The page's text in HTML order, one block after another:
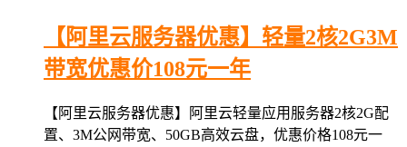
【阿里云服务器优惠】轻量2核2G3M
带宽优惠价108元一年
【阿里云服务器优惠】阿里云轻量应用服务器2核2G配
置、3M公网带宽、50GB高效云盘，优惠价格108元一